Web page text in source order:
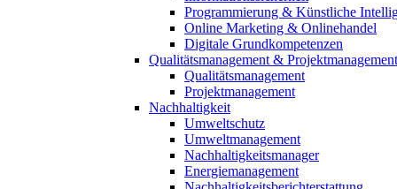
Programmierung & Künstliche
Online Marketing & Onlinehandel
Digitale Grundkompetenzen
Qualitätsmanagement & Projektmanagement
Qualitätsmanagement
Projektmanagement
Nachhaltigkeit
Umweltschutz
Umweltmanagement
Nachhaltigkeitsmanager
Energiemanagement